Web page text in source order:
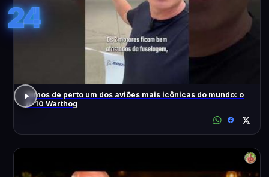
24
Vimos de perto um dos aviões mais icônicas do mundo: o
A-10 Warthog